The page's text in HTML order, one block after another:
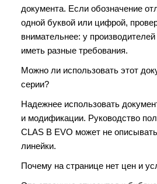
документа. Если обозначение
одной буквой или цифрой,
внимательнее: у
иметь разные требования.
Можно ли использовать этот
серии?
Надежнее использовать
и модификации. Руководство
CLAS B EVO может не
линейки.
Почему на странице нет цен и